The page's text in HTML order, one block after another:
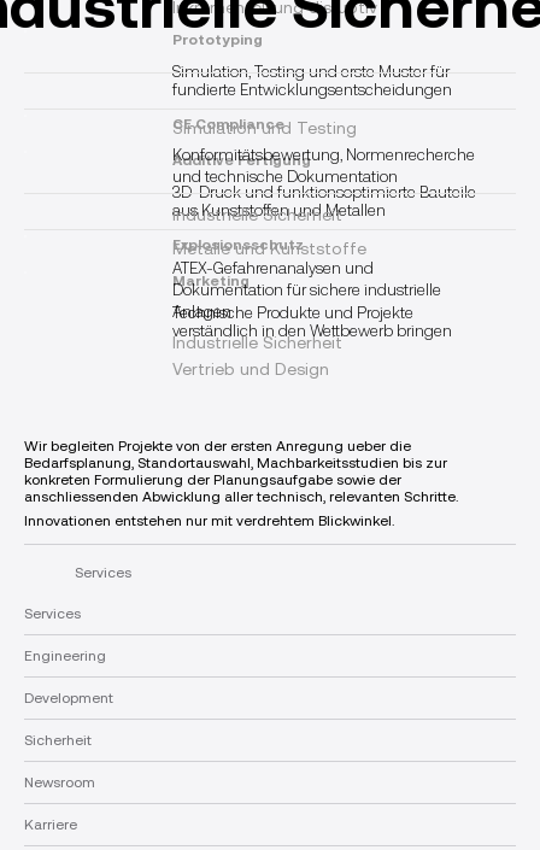
Inkrementell und disruptiv
Prototyping
Simulation, Testing und erste Muster für
fundierte Entwicklungsentscheidungen
Simulation und Testing
Additive Fertigung
3D-Druck und funktionsoptimierte Bauteile
aus Kunststoffen und Metallen
Metalle und Kunststoffe
Marketing
Technische Produkte und Projekte
verständlich in den Wettbewerb bringen
Vertrieb und Design
Innovationen entstehen nur mit verdrehtem Blickwinkel.
Services
Engineering
Development
Sicherheit
Newsroom
Karriere
Services
Wir begleiten Projekte von der ersten Anregung ueber die
Bedarfsplanung, Standortauswahl, Machbarkeitsstudien bis zur
konkreten Formulierung der Planungsaufgabe sowie der
anschliessenden Abwicklung aller technisch, relevanten Schritte.
CE Compliance
Konformitätsbewertung, Normenrecherche
und technische Dokumentation
Industrielle Sicherheit
Explosionsschutz
ATEX-Gefahrenanalysen und
Dokumentation für sichere industrielle
Anlagen
Industrielle Sicherheit